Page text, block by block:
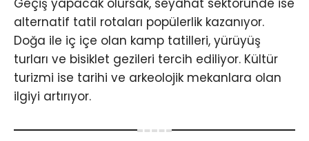
Geçiş yapacak olursak, seyahat sektöründe ise
alternatif tatil rotaları popülerlik kazanıyor.
Doğa ile iç içe olan kamp tatilleri, yürüyüş
turları ve bisiklet gezileri tercih ediliyor. Kültür
turizmi ise tarihi ve arkeolojik mekanlara olan
ilgiyi artırıyor.